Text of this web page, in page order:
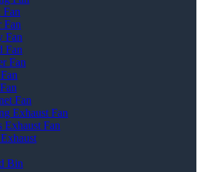
Fan
Fan
Fan
Fan
Fan
Fan
Exhaust Fan
Exhaust Fan
Bin